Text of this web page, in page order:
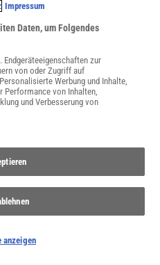
abonnieren
Impressum
Daten, um Folgendes
Endgeräteeigenschaften zur
von oder Zugriff auf
Werbung und Inhalte,
Performance von Inhalten,
und Verbesserung von
anzeigen